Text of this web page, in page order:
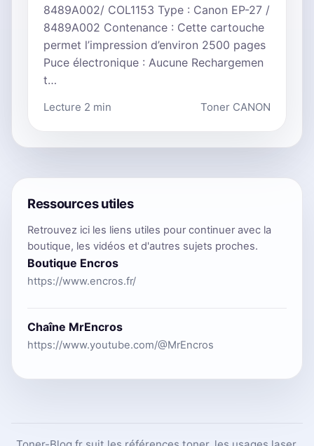
8489A002/ COL1153 Type : Canon EP-27 /
8489A002 Contenance : Cette cartouche
permet l’impression d’environ 2500 pages
Puce électronique : Aucune Rechargemen
t…
Lecture 2 min Toner CANON
Ressources utiles
Retrouvez ici les liens utiles pour continuer avec la
boutique, les vidéos et d'autres sujets proches.
Boutique Encros
https://www.encros.fr/
Chaîne MrEncros
https://www.youtube.com/@MrEncros